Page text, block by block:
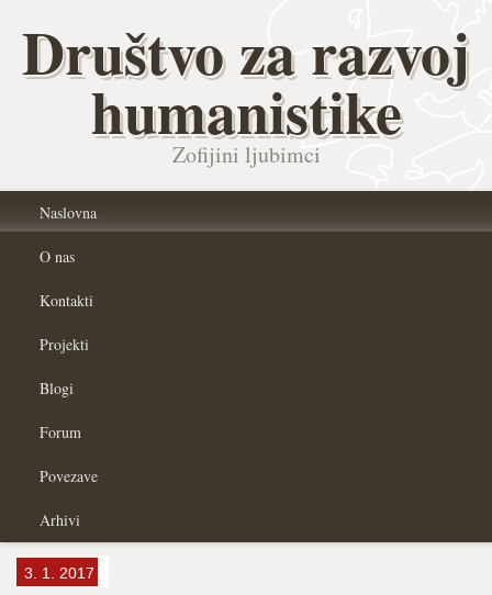
Društvo za razvoj
humanistike
Zofijini ljubimci
Naslovna
O nas
Kontakti
Projekti
Blogi
Forum
Povezave
Arhivi
3. 1. 2017